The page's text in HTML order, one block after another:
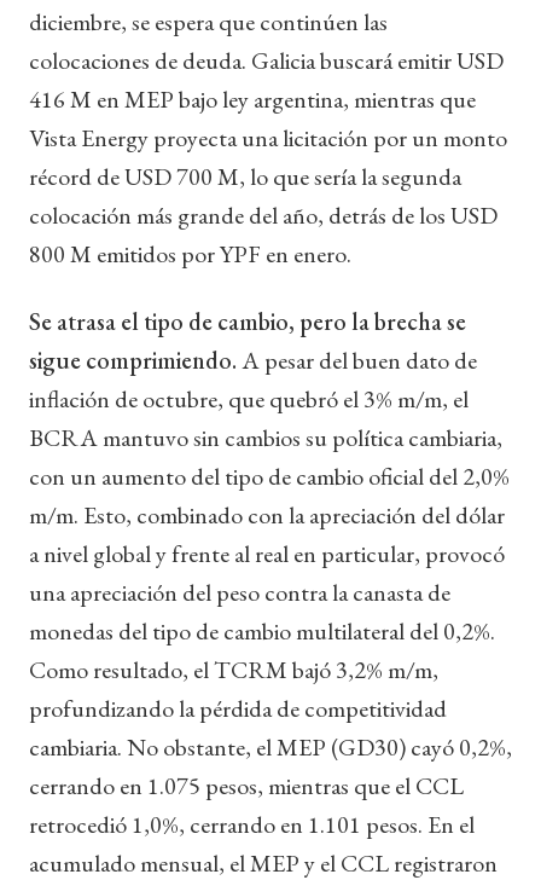
diciembre, se espera que continúen las
colocaciones de deuda. Galicia buscará emitir USD
416 M en MEP bajo ley argentina, mientras que
Vista Energy proyecta una licitación por un monto
récord de USD 700 M, lo que sería la segunda
colocación más grande del año, detrás de los USD
800 M emitidos por YPF en enero.
Se atrasa el tipo de cambio, pero la brecha se
sigue comprimiendo.A pesar del buen dato de
inflación de octubre, que quebró el 3% m/m, el
BCRA mantuvo sin cambios su política cambiaria,
con un aumento del tipo de cambio oficial del 2,0%
m/m. Esto, combinado con la apreciación del dólar
a nivel global y frente al real en particular, provocó
una apreciación del peso contra la canasta de
monedas del tipo de cambio multilateral del 0,2%.
Como resultado, el TCRM bajó 3,2% m/m,
profundizando la pérdida de competitividad
cambiaria. No obstante, el MEP (GD30) cayó 0,2%,
cerrando en 1.075 pesos, mientras que el CCL
retrocedió 1,0%, cerrando en 1.101 pesos. En el
acumulado mensual, el MEP y el CCL registraron